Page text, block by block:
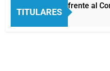
TITULARES
Incidentes frente al
4 Horas Atrás